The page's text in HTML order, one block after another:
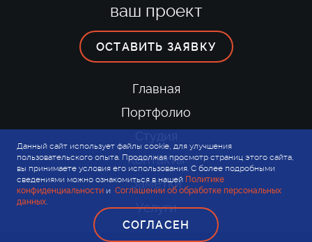
ваш проект
ОСТАВИТЬ ЗАЯВКУ
Главная
Портфолио
Студия
Контакты
Заметки
Услуги
Данный сайт использует файлы cookie, для улучшения
пользовательского опыта. Продолжая просмотр страниц этого сайта,
вы принимаете условия его использования. С более подробными
сведениями можно ознакомиться в нашей Политике
конфиденциальности и Соглашении об обработке персональных
данных.
СОГЛАСЕН